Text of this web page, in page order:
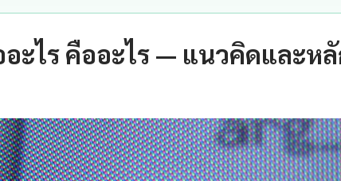
อะไร คืออะไร — แนวคิดและห